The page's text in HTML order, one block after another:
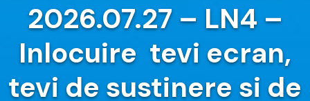
2026.07.27 – LN4 –
Inlocuire tevi ecran,
tevi de sustinere si de